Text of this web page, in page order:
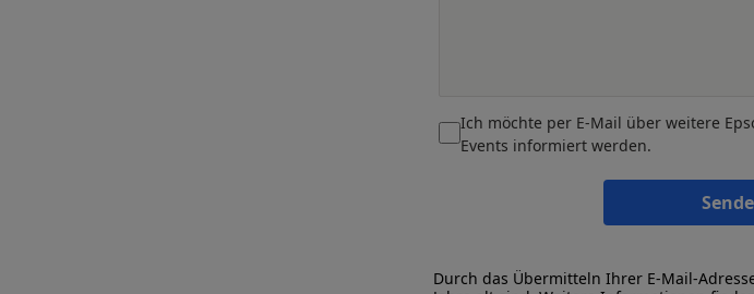
Ich möchte per E-Mail über weitere
Events informiert werden.
Durch das Übermitteln Ihrer E-Mail-